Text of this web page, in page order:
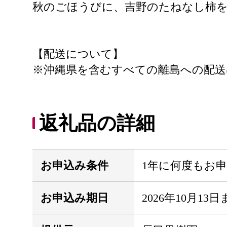
秋のごほうびに、吉野のたねなし柿
【配送について】
※沖縄県を含むすべての離島への配
返礼品の詳細
お申込み条件 1年に何度もお
お申込み期日 2026年10月13日